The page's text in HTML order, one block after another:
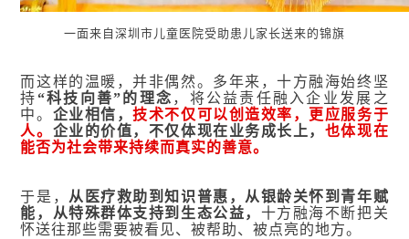
一面来自深圳市儿童医院受助患儿家长送来的锦旗
而这样的温暖，并非偶然。多年来，十方融海始终坚
持“科技向善”的理念 ，将公益责任融入企业发展之
中。 企业相信，技术不仅可以创造效率，更应服务于
人。 企业的价值，不仅体现在业务成长上， 也体现在
能否为社会带来持续而真实的善意。
于是， 从医疗救助到知识普惠，从银龄关怀到青年赋
能，从特殊群体支持到生态公益， 十方融海不断把关
怀送往那些需要被看见、被帮助、被点亮的地方。